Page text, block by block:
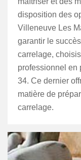
disposition des
Villeneuve Les
garantir le
carrelage,
professionnel en
34. Ce dernier
matière de
carrelage.